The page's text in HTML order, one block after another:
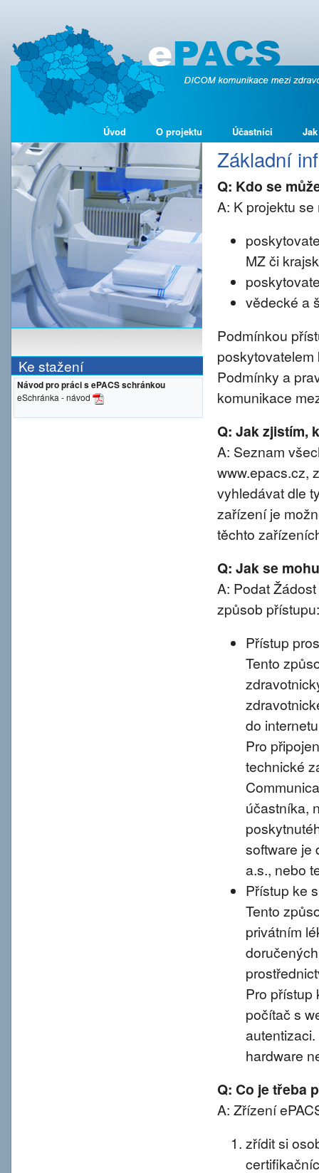
Úvod O projektu Účastníci
Ke stažení
Návod pro práci s ePACS schránkou
eSchránka - návod
Základní
Q: Kdo se
A: K projektu
MZ či
vědecké a
Podmínkou
poskytovatelem
Podmínky a
komunikace
Q: Jak zjistím,
A: Seznam
www.epacs.cz,
vyhledávat dle
zařízení je
těchto
Q: Jak se
A: Podat
způsob přístupu:
Přístup
Tento
do
Pro
technické
účastníka,
software je
a.s., nebo
Přístup ke
Tento
privátním
Pro přístup
počítač s
hardware
Q: Co je třeba
A: Zřízení
zřídit si